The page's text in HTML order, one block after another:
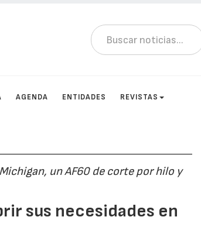
AGENDA ENTIDADES REVISTAS
un AF60 de corte por hilo y
sus necesidades en